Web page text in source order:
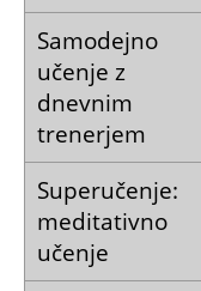
Samodejno
učenje z
dnevnim
trenerjem
Super­učenje:
meditativno
učenje